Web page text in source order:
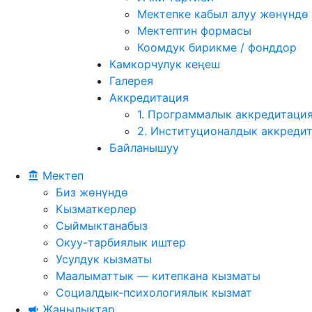
Мектепке кабыл алуу жөнүндө
Мектептин формасы
Коомдук бирикме / фонддор
Камкорчулук кеңеш
Галерея
Аккредитация
1. Программалык аккредитация
2. Институционалдык
Байланышуу
Мектеп
Биз жөнүндө
Кызматкерлер
Сыймыктанабыз
Окуу-тарбиялык иштер
Усулдук кызматы
Маалыматтык — китепкана кызматы
Социалдык-психологиялык кызмат
Жаңылыктар